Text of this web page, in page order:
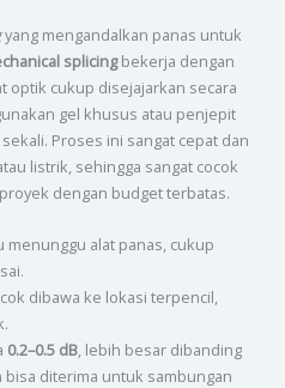
yang mengandalkan panas untuk
splicingbekerja dengan
optik cukup disejajarkan secara
gel khusus atau penjepit
Proses ini sangat cepat dan
listrik, sehingga sangat cocok
dengan budget terbatas.
menunggu alat panas, cukup
dibawa ke lokasi terpencil,
0.2–0.5 dB, lebih besar dibanding
diterima untuk sambungan